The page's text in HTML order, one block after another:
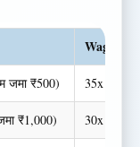
Wagering
जमा ₹500) 35x (बोनस
₹1,000) 30x (बोनस